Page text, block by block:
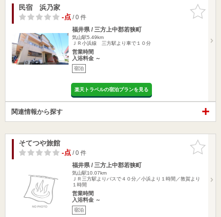
お気に入
りに追加
民宿 浜乃家
-点/ 0 件
福井県 / 三方上中郡若狭町
気山駅5.49km
ＪＲ小浜線 三方駅より車で１０分
営業時間
入浴料金 ～
宿泊
楽天トラベルの宿泊プランを見る
関連情報から探す
お気に入
りに追加
そてつや旅館
-点/ 0 件
福井県 / 三方上中郡若狭町
気山駅10.07km
ＪＲ三方駅よりバスで４０分／小浜より１時間／敦賀より
１時間
営業時間
入浴料金 ～
宿泊